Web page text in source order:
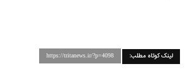
لینک کوتاه مطلب: https://tritanews.ir/?p=4098